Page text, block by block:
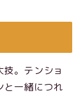
。テンショ
と一緒につれ